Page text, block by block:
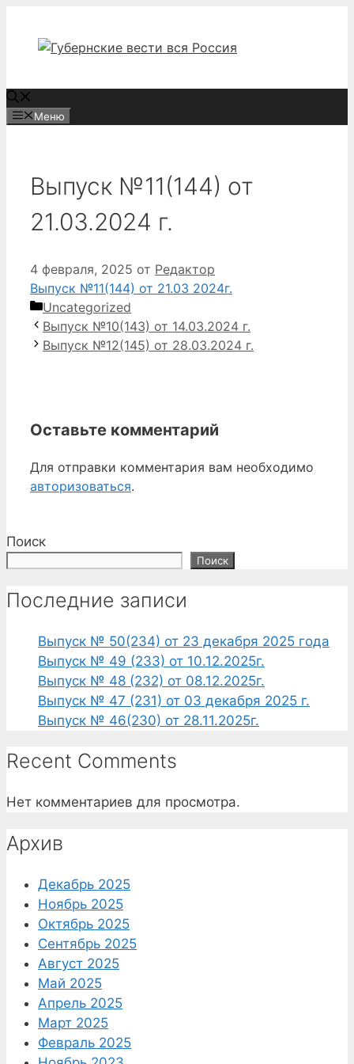
содержимому
Меню
Выпуск №11(144) от
21.03.2024 г.
4 февраля, 2025 от Редактор
Выпуск №11(144) от 21.03 2024г.
Рубрики
Uncategorized
Выпуск №10(143) от 14.03.2024 г.
Выпуск №12(145) от 28.03.2024 г.
Оставьте комментарий
Для отправки комментария вам необходимо
авторизоваться.
Поиск
Поиск
Последние записи
Выпуск № 50(234) от 23 декабря 2025 года
Выпуск № 49 (233) от 10.12.2025г.
Выпуск № 48 (232) от 08.12.2025г.
Выпуск № 47 (231) от 03 декабря 2025 г.
Выпуск № 46(230) от 28.11.2025г.
Recent Comments
Нет комментариев для просмотра.
Архив
Декабрь 2025
Ноябрь 2025
Октябрь 2025
Сентябрь 2025
Август 2025
Май 2025
Апрель 2025
Март 2025
Февраль 2025